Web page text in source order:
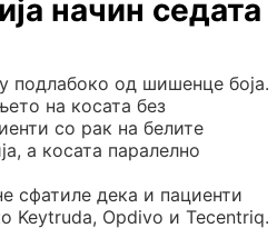
начин седата
подлабоко од шишенце боја.
на косата без
со рак на белите
а косата паралелно
сфатиле дека и пациенти
Keytruda, Opdivo и Tecentriq.